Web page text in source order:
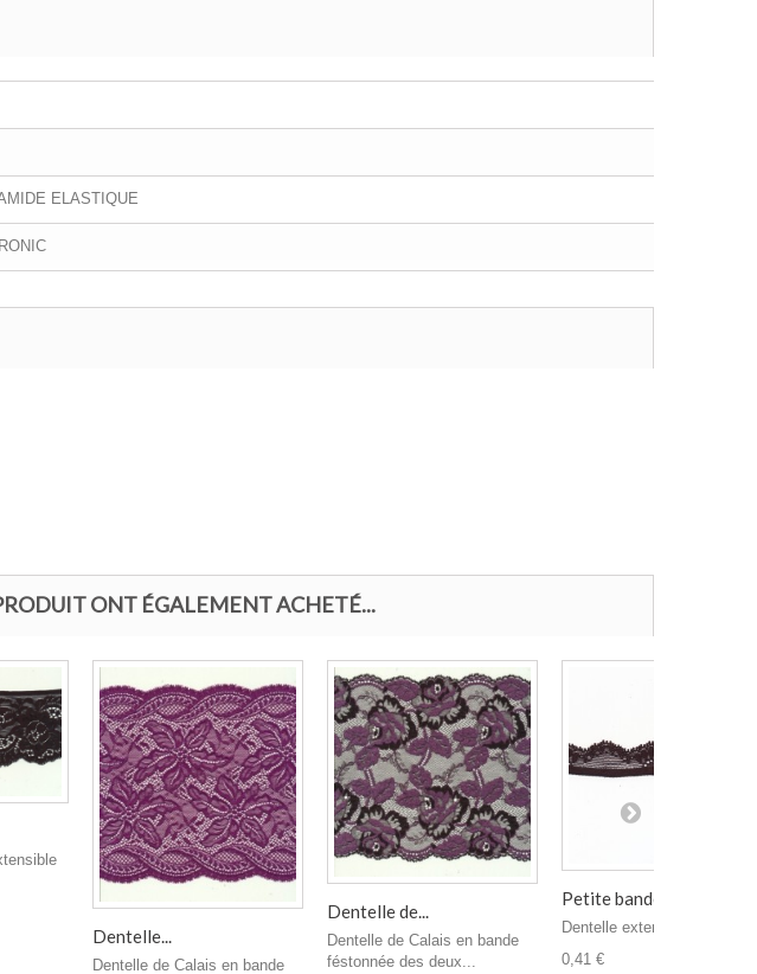
ELASTIQUE
ONT ÉGALEMENT ACHETÉ...
Dentelle...
Dentelle de Calais en bande
Dentelle de...
Dentelle de Calais en bande
féstonnée des deux...
Petite bande...
Dentelle extensible
0,41 €